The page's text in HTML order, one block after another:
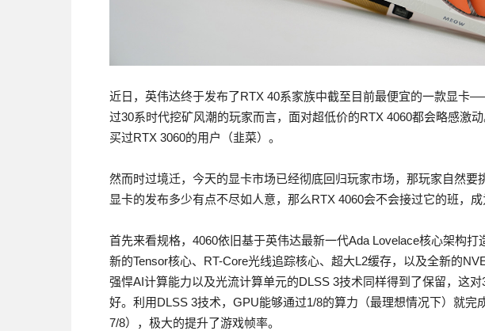
近日，英伟达终于发布了RTX 40系家族中截至目前最便宜的一款显卡
过30系时代挖矿风潮的玩家而言，面对超低价的RTX 4060都会略感激
买过RTX 3060的用户（韭菜）。
然而时过境迁，今天的显卡市场已经彻底回归玩家市场，那玩家自然要
显卡的发布多少有点不尽如人意，那么RTX 4060会不会接过它的班，成
首先来看规格，4060依旧基于英伟达最新一代Ada Lovelace核心架构
新的Tensor核心、RT-Core光线追踪核心、超大L2缓存，以及全新的
强悍AI计算能力以及光流计算单元的DLSS 3技术同样得到了保留，这
好。利用DLSS 3技术，GPU能够通过1/8的算力（最理想情况下）就完
7/8），极大的提升了游戏帧率。